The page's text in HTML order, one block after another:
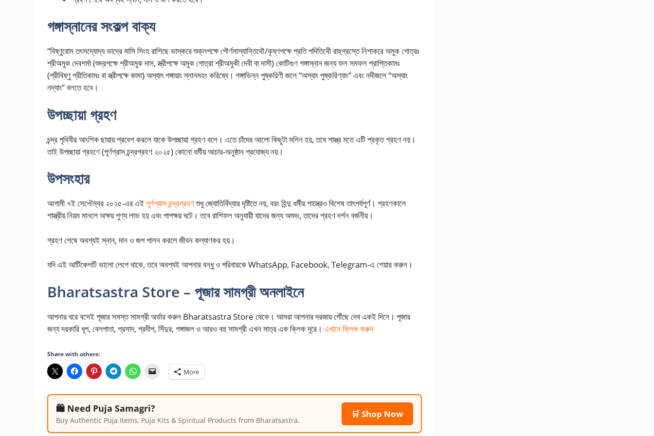
গঙ্গাস্নানের সংকল্প বাক্য
“বিষ্ণুরোম তৎসদ্যোদ্য ভাদ্রে মাসি সিংহ রাশিছে ভাস্করে শুক্লপক্ষে পৌর্ণমাস্যান্তিথৌ/কৃষ্ণপক্ষে প্রতি পদিতিথেী রাহুগ্রস্তে নিশাকরে অমুক গোত্রঃ
শ্রীঅমুক দেবশর্মা (শুদ্রপক্ষে শ্রীঅমুক দাস, স্ত্রীপক্ষে অমুক গোত্রা শ্রীঅমুকী দেবী বা দাসী) কোটিগুণ গঙ্গাস্নান জন্য ফল সমফল প্রাপ্তিকামঃ
(শ্রীবিষ্ণু প্রীতিকামঃ বা স্ত্রীপক্ষে কামা) অস্যাৎ গঙ্গায়াং স্নানমহং করিষ্যে। গঙ্গাভিন্ন পুষ্করিণী জলে “অস্যাং পুষ্করিণ্যাং” এবং নদীজলে “অস্যাং
নদ্যাং” বলতে হবে।
উপচ্ছায়া গ্রহণ
চন্দ্র পৃথিবীর আংশিক ছায়ায় প্রবেশ করলে যাকে উপচ্ছায়া গ্রহণ বলে। এতে চাঁদের আলো কিছুটা মলিন হয়, তবে শাস্ত্র মতে এটি প্রকৃত গ্রহণ নয়।
তাই উপচ্ছায়া গ্রহণে (পূর্ণগ্রাস চন্দ্রগ্রহণ ২০২৫) কোনো ধর্মীয় আচার-অনুষ্ঠান প্রযোজ্য নয়।
উপসংহার
আগামী ৭ই সেপ্টেম্বর ২০২৫-এর এইপূর্ণগ্রাস চন্দ্রগ্রহণশুধু জ্যোতির্বিদ্যার দৃষ্টিতে নয়, বরং হিন্দু ধর্মীয় শাস্ত্রেও বিশেষ তাৎপর্যপূর্ণ। গ্রহণকালে
শাস্ত্রীয় নিয়ম মানলে অক্ষয় পুণ্য লাভ হয় এবং পাপক্ষয় ঘটে। তবে রাশিফল অনুযায়ী যাদের জন্য অশুভ, তাদের গ্রহণ দর্শন বর্জনীয়।
গ্রহণ শেষে অবশ্যই স্নান, দান ও জপ পালন করলে জীবন কল্যাণকর হয়।
যদি এই আর্টিকেলটি ভালো লেগে থাকে, তবে অবশ্যই আপনার বন্ধু ও পরিবারকে WhatsApp, Facebook, Telegram-এ শেয়ার করুন।
Bharatsastra Store – পূজার সামগ্রী অনলাইনে
আপনার ঘরে বসেই পূজার সমস্ত সামগ্রী অর্ডার করুন Bharatsastra Store থেকে। আমরা আপনার দরজায় পৌঁছে দেব একই দিনে। পূজার
জন্য দরকারি ধূপ, বেলপাতা, প্রসাদ, প্রদীপ, সিঁদুর, গঙ্গাজল ও আরও বহু সামগ্রী এখন মাত্র এক ক্লিক দূরে। এখানে ক্লিক করুন
Share with others:
More
🛍️ Need Puja Samagri?
Buy Authentic Puja Items, Puja Kits & Spiritual Products from Bharatsastra.
🛒 Shop Now